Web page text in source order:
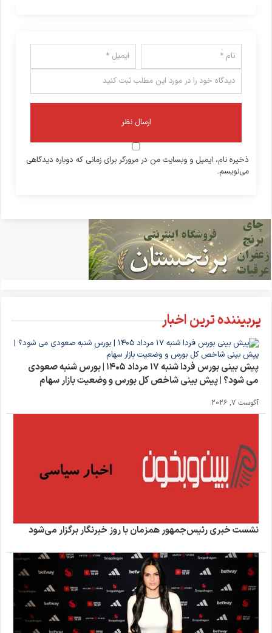
ذخیره نام، ایمیل و وبسایت من در مرورگر برای زمانی که دوباره دیدگاهی
می‌نویسم.
پربیننده ترین اخبار
پیش بینی بورس فردا شنبه 17 مرداد 1405 | بورس شنبه صعودی
می شود؟ | پیش بینی شاخص کل بورس و وضعیت بازار سهام
آگوست 7, 2026
نشست خبری رئیس‌جمهور همزمان با روز خبرنگار برگزار می‌شود